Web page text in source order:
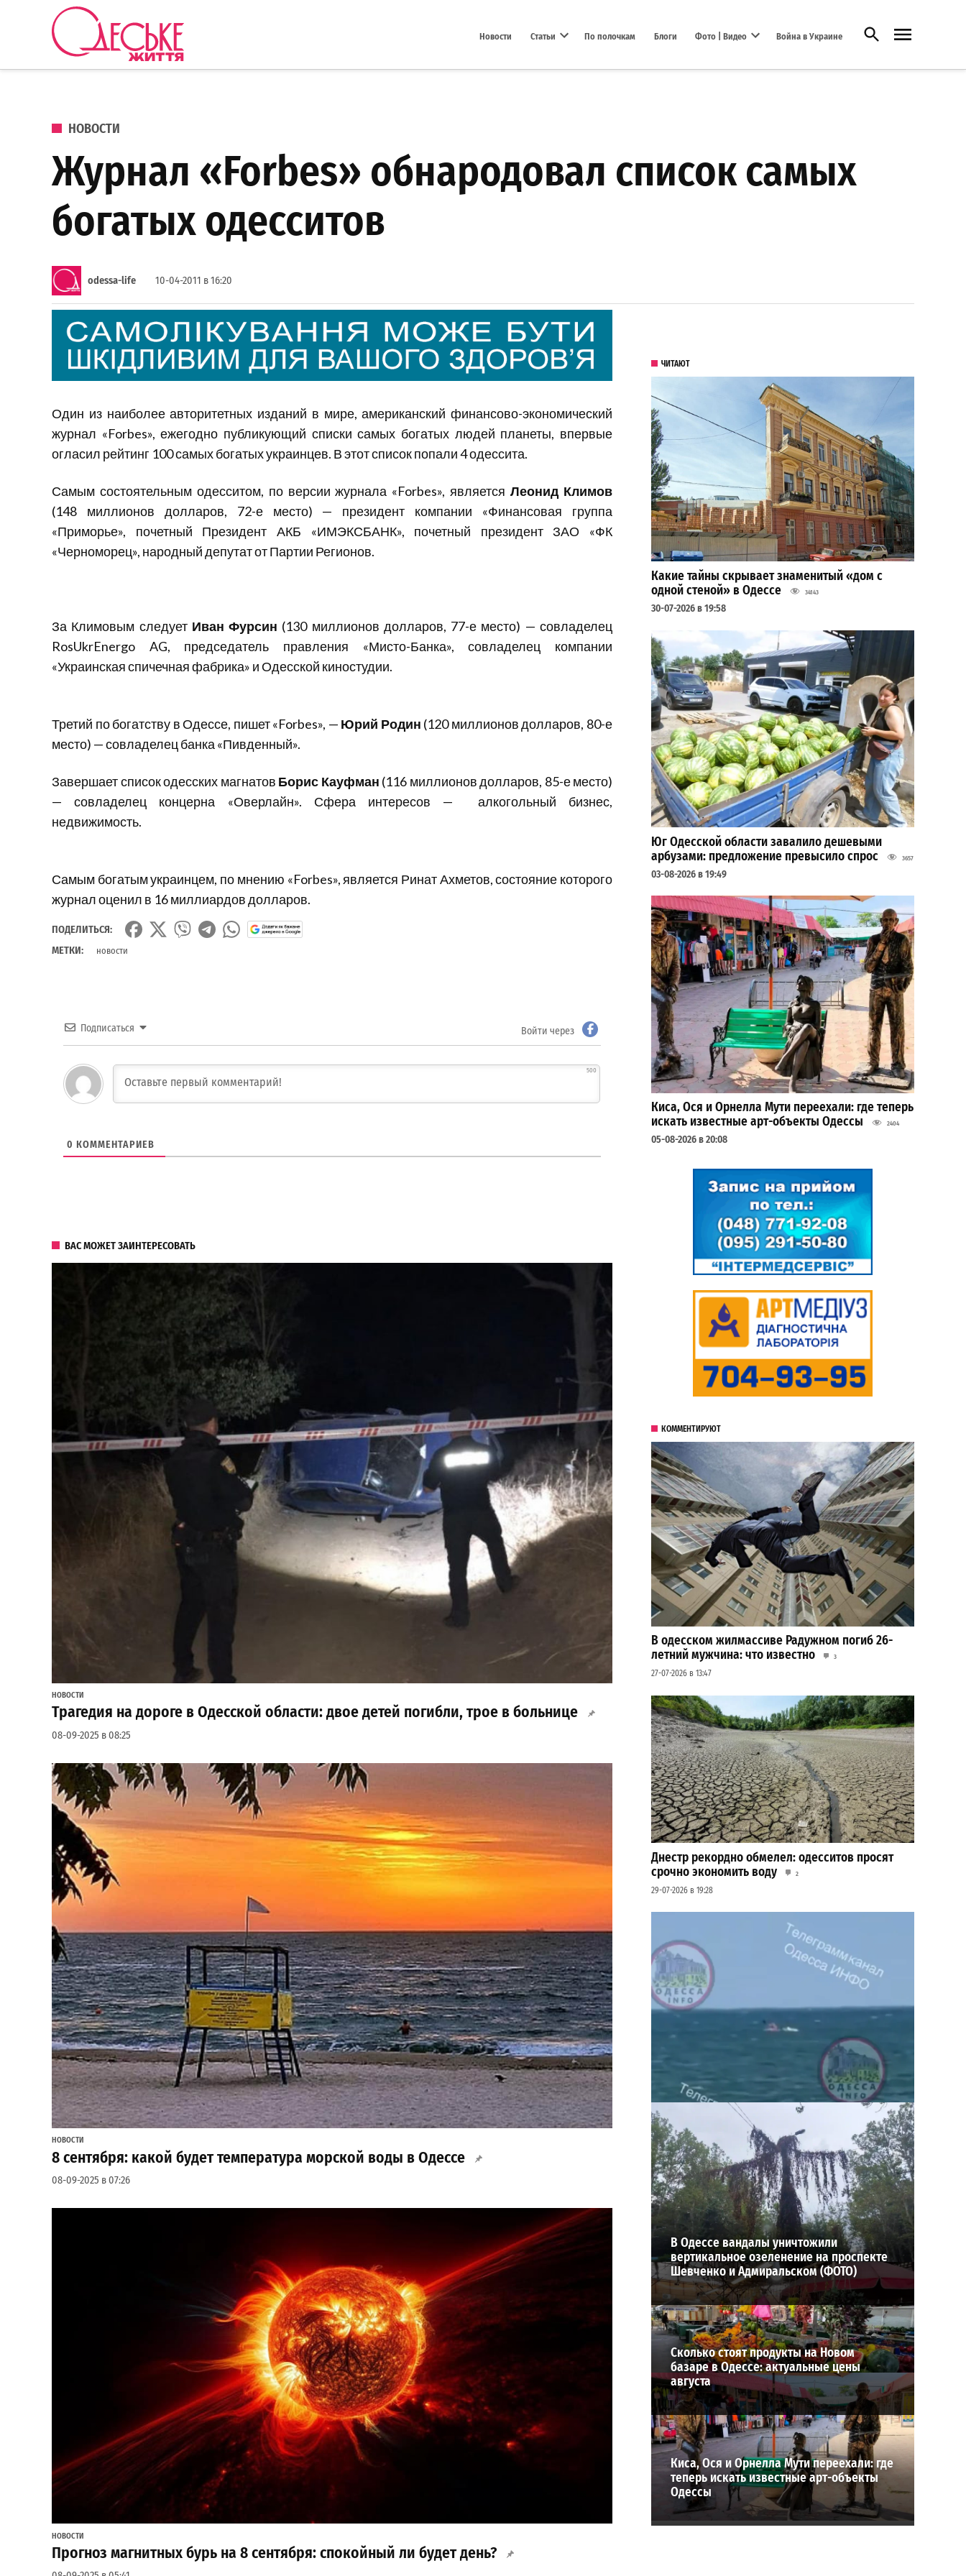
Перейти к содержанию
Новости Статьи По полочкам Блоги Фото | Видео Война в Украине Открыть поиск
ОПУБЛИКОВАНО В
НОВОСТИ
Журнал «Forbes» обнародовал список самых
богатых одесситов
odessa-life 10-04-2011 в 16:20
Один из наиболее авторитетных изданий в мире, американский финансово-экономический
журнал «Forbes», ежегодно публикующий списки самых богатых людей планеты, впервые
огласил рейтинг 100 самых богатых украинцев. В этот список попали 4 одессита.
Самым состоятельным одесситом, по версии журнала «Forbes», являетсяЛеонид Климов
(148 миллионов долларов, 72-е место) — президент компании «Финансовая группа
«Приморье», почетный Президент АКБ «ИМЭКСБАНК», почетный президент ЗАО «ФК
«Черноморец», народный депутат от Партии Регионов.
За Климовым следует Иван Фурсин (130 миллионов долларов, 77-е место) — совладелец
RosUkrEnergo AG, председатель правления «Мисто-Банка», совладелец компании
«Украинская спичечная фабрика» и Одесской киностудии.
Третий по богатству в Одессе, пишет «Forbes», — Юрий Родин (120 миллионов долларов, 80-е
место) — совладелец банка «Пивденный».
Завершает список одесских магнатов Борис Кауфман (116 миллионов долларов, 85-е место)
— совладелец концерна «Оверлайн». Сфера интересов — алкогольный бизнес,
недвижимость.
Самым богатым украинцем, по мнению «Forbes», является Ринат Ахметов, состояние которого
журнал оценил в 16 миллиардов долларов.
ПОДЕЛИТЬСЯ:
МЕТКИ:
новости
Подписаться Войти через
500
0 КОММЕНТАРИЕВ
ВАС МОЖЕТ ЗАИНТЕРЕСОВАТЬ
НОВОСТИ
Трагедия на дороге в Одесской области: двое детей погибли, трое в больнице
08-09-2025 в 08:25
НОВОСТИ
8 сентября: какой будет температура морской воды в Одессе
08-09-2025 в 07:26
НОВОСТИ
Прогноз магнитных бурь на 8 сентября: спокойный ли будет день?
ЧИТАЮТ
Какие тайны скрывает знаменитый «дом с
одной стеной» в Одессе
34143
30-07-2026 в 19:58
Юг Одесской области завалило дешевыми
арбузами: предложение превысило спрос
3657
03-08-2026 в 19:49
Киса, Ося и Орнелла Мути переехали: где теперь
искать известные арт-объекты Одессы
2404
05-08-2026 в 20:08
КОММЕНТИРУЮТ
В одесском жилмассиве Радужном погиб 26-
летний мужчина: что известно
3
27-07-2026 в 13:47
Днестр рекордно обмелел: одесситов просят
срочно экономить воду
2
29-07-2026 в 19:28
Под Одессой уносит в море ребенка на матрасе
и мужчину: идет спасательная операция
2
28-07-2026 в 17:51
ВИБОР РЕДАКЦИИ
В Одессе вандалы уничтожили
вертикальное озеленение на проспекте
Шевченко и Адмиральском (ФОТО)
Сколько стоят продукты на Новом
базаре в Одессе: актуальные цены
августа
Киса, Ося и Орнелла Мути переехали: где
теперь искать известные арт-объекты
Одессы